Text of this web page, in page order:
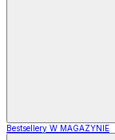
Bestsellery W MAGAZYNIE